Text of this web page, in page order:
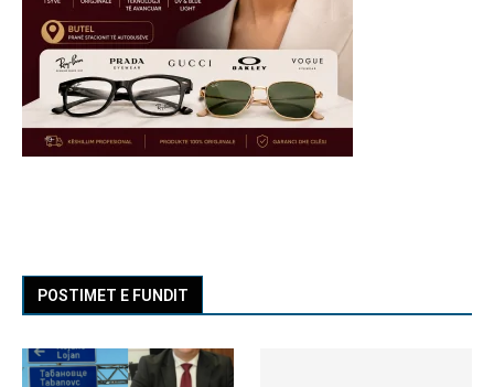
POSTIMET E FUNDIT